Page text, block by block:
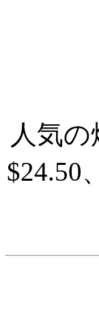
人気
$24.50